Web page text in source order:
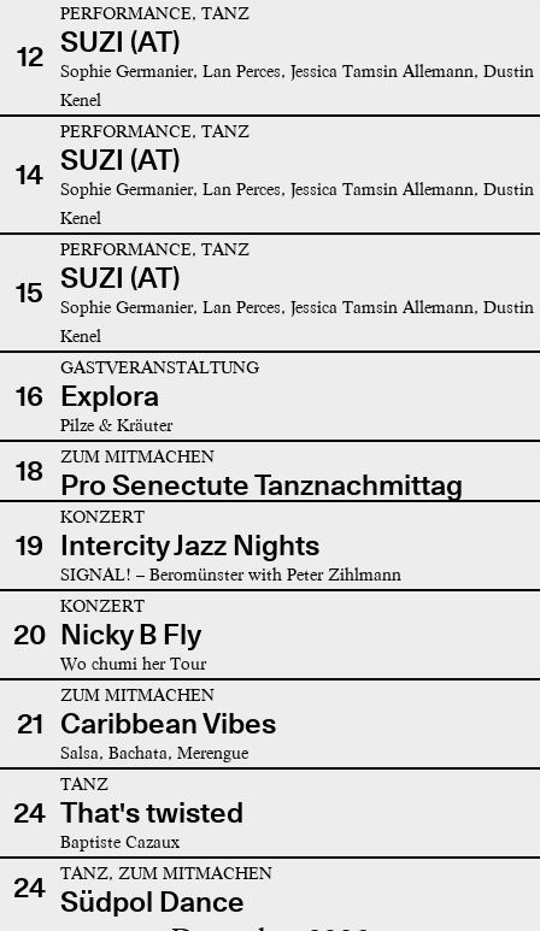
12
PERFORMANCE, TANZ
SUZI (AT)
Sophie Germanier, Lan Perces, Jessica Tamsin Allemann, Dustin
Kenel
14
PERFORMANCE, TANZ
SUZI (AT)
Sophie Germanier, Lan Perces, Jessica Tamsin Allemann, Dustin
Kenel
15
PERFORMANCE, TANZ
SUZI (AT)
Sophie Germanier, Lan Perces, Jessica Tamsin Allemann, Dustin
Kenel
16
GASTVERANSTALTUNG
Explora
Pilze & Kräuter
18 ZUM MITMACHEN
Pro Senectute Tanznachmittag
19
KONZERT
Intercity Jazz Nights
SIGNAL! – Beromünster with Peter Zihlmann
20
KONZERT
Nicky B Fly
Wo chumi her Tour
21
ZUM MITMACHEN
Caribbean Vibes
Salsa, Bachata, Merengue
24
TANZ
That's twisted
Baptiste Cazaux
24 TANZ, ZUM MITMACHEN
Südpol Dance